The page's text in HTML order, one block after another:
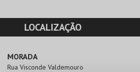
LOCALIZAÇÃO
MORADA
Rua Visconde Valdemouro